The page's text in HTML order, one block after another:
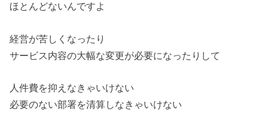
ほとんどないんですよ
経営が苦しくなったり
サービス内容の大幅な変更が必要になったりして
人件費を抑えなきゃいけない
必要のない部署を清算しなきゃいけない